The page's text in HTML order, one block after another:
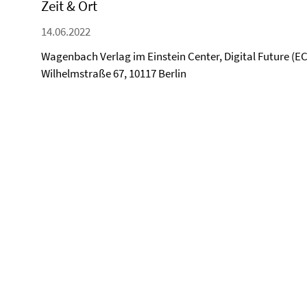
Zeit & Ort
14.06.2022
Wagenbach Verlag im Einstein Center, Digital Future
Wilhelmstraße 67, 10117 Berlin